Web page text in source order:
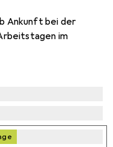
Ankunft bei der
im